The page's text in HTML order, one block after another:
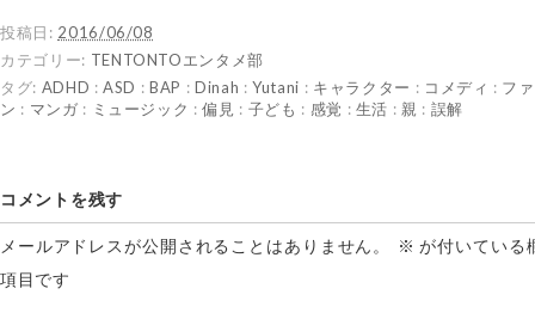
投稿日: 2016/06/08
カテゴリー: TENTONTOエンタメ部
タグ: ADHD :ASD :BAP : Dinah :Yutani : キャラクター : コメディ : フ
ン : マンガ : ミュージック :偏見 : 子ども : 感覚 : 生活 : 親 : 誤解
コメントを残す
メールアドレスが公開されることはありません。 ※ が付いている
項目です